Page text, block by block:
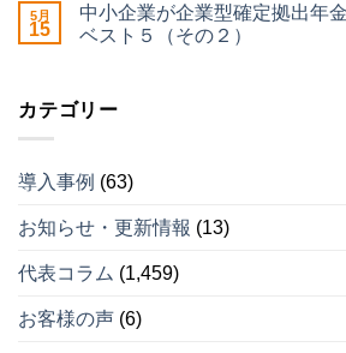
15
5月
中小企業が企業型確定拠出年
ベスト５（その２）
カテゴリー
導入事例 (63)
お知らせ・更新情報 (13)
代表コラム (1,459)
お客様の声 (6)